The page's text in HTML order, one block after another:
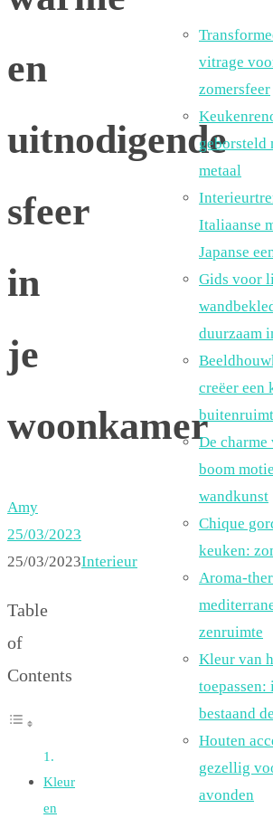
en
uitnodigende
sfeer
in
je
woonkamer
Amy
25/03/2023
25/03/2023Interieur
Table
of
Contents
Kleur
en
vitrage
zomersfeer
geborsteld
metaal
Italiaanse
Japanse
Gids voor
duurzaam
creëer een
De charme
boom
wandkunst
Chique
keuken:
Aroma-
zenruimte
Kleur van
toepassen:
bestaand
Houten
gezellig
avonden